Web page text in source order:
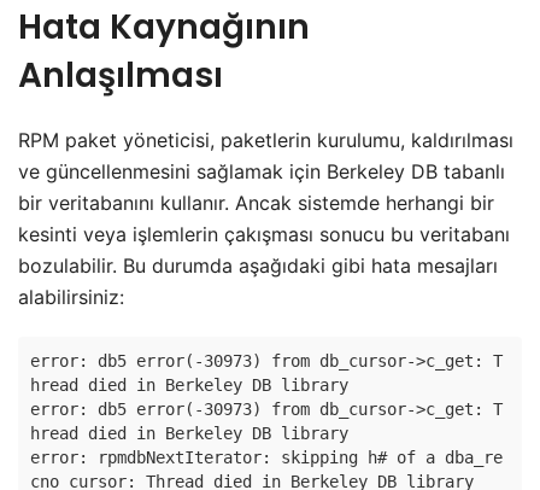
Hata Kaynağının
Anlaşılması
RPM paket yöneticisi, paketlerin kurulumu, kaldırılması
ve güncellenmesini sağlamak için Berkeley DB tabanlı
bir veritabanını kullanır. Ancak sistemde herhangi bir
kesinti veya işlemlerin çakışması sonucu bu veritabanı
bozulabilir. Bu durumda aşağıdaki gibi hata mesajları
alabilirsiniz:
error: db5 error(-30973) from db_cursor->c_get: T
hread died in Berkeley DB library
error: db5 error(-30973) from db_cursor->c_get: T
hread died in Berkeley DB library
error: rpmdbNextIterator: skipping h# of a dba_re